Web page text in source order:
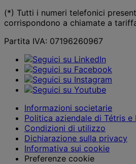
(*) Tutti i numeri telefonici
corrispondono a chiamate a
Partita IVA: 07196260967
Informazioni societarie
Politica aziendale di Tétris e
Condizioni di utilizzo
Dichiarazione sulla privacy
Informativa sui cookie
Preferenze cookie